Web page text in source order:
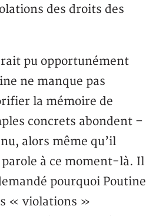
des droits des
pu opportunément
ne manque pas
la mémoire de
concrets abondent –
alors même qu’il
à ce moment-là. Il
pourquoi Poutine
« violations »